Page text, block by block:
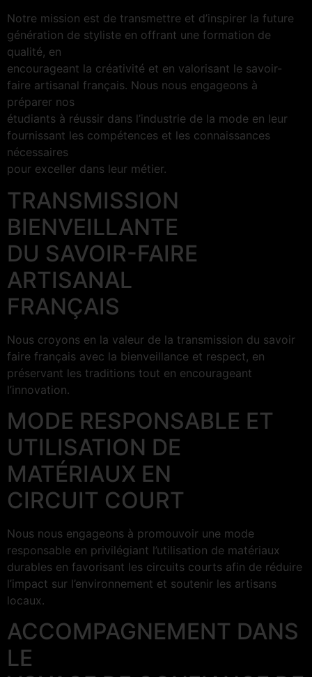
Notre mission est de transmettre et d’inspirer la future
génération de styliste en offrant une formation de
qualité, en
encourageant la créativité et en valorisant le savoir-
faire artisanal français. Nous nous engageons à
préparer nos
étudiants à réussir dans l’industrie de la mode en leur
fournissant les compétences et les connaissances
nécessaires
pour exceller dans leur métier.
TRANSMISSION
BIENVEILLANTE
DU SAVOIR-FAIRE
ARTISANAL
FRANÇAIS
Nous croyons en la valeur de la transmission du savoir
faire français avec la bienveillance et respect, en
préservant les traditions tout en encourageant
l’innovation.
MODE RESPONSABLE ET
UTILISATION DE
MATÉRIAUX EN
CIRCUIT COURT
Nous nous engageons à promouvoir une mode
responsable en privilégiant l’utilisation de matériaux
durables en favorisant les circuits courts afin de réduire
l’impact sur l’environnement et soutenir les artisans
locaux.
ACCOMPAGNEMENT DANS
LE